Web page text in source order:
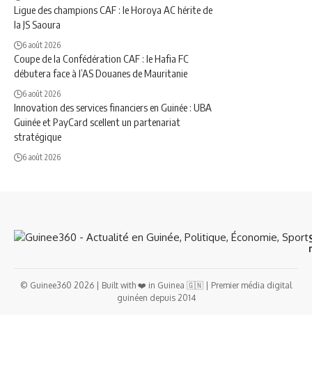
Ligue des champions CAF : le Horoya AC hérite de
la JS Saoura
6 août 2026
Coupe de la Confédération CAF : le Hafia FC
débutera face à l’AS Douanes de Mauritanie
6 août 2026
Innovation des services financiers en Guinée : UBA
Guinée et PayCard scellent un partenariat
stratégique
6 août 2026
© Guinee360 2026 | Built with ❤️ in Guinea 🇬🇳 | Premier média digital
guinéen depuis 2014